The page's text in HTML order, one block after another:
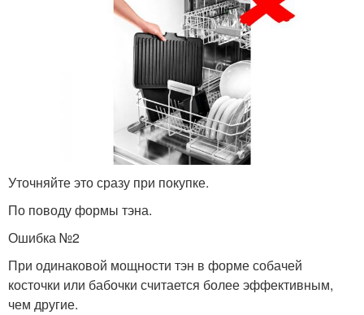
Уточняйте это сразу при покупке.
По поводу формы тэна.
Ошибка №2
При одинаковой мощности тэн в форме собачей
косточки или бабочки считается более эффективным,
чем другие.